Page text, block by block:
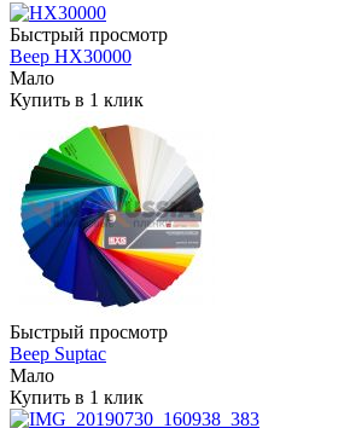
Быстрый просмотр
Веер HX30000
Мало
Купить в 1 клик
Быстрый просмотр
Веер Suptac
Мало
Купить в 1 клик